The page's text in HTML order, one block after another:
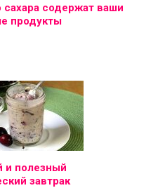
сахара содержат ваши
продукты
и полезный
завтрак